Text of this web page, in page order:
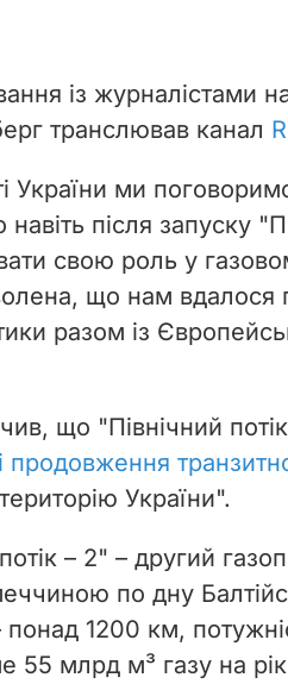
із журналістами
транслював канал
України ми
після запуску
свою роль у
що нам вдалося
разом із
що "Північний
продовження
України".
– 2" – другий
по дну
1200 км,
55 млрд м³ газу на